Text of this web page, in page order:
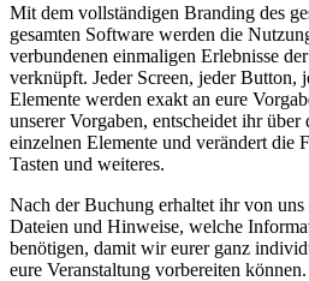
Mit dem vollständigen Branding des
gesamten Software werden die
verbundenen einmaligen Erlebnisse
verknüpft. Jeder Screen, jeder Button,
Elemente werden exakt an eure
unserer Vorgaben, entscheidet ihr über
einzelnen Elemente und verändert die
Tasten und weiteres.
Nach der Buchung erhaltet ihr von uns
Dateien und Hinweise, welche
benötigen, damit wir eurer ganz
eure Veranstaltung vorbereiten können.